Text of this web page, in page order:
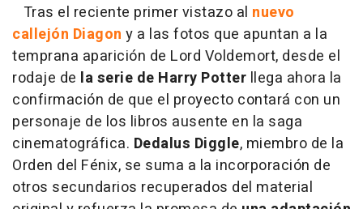
Tras el reciente primer vistazo al nuevo
callejón Diagon y a las fotos que apuntan a la
temprana aparición de Lord Voldemort, desde el
rodaje de la serie de Harry Potter llega ahora la
confirmación de que el proyecto contará con un
personaje de los libros ausente en la saga
cinematográfica. Dedalus Diggle, miembro de la
Orden del Fénix, se suma a la incorporación de
otros secundarios recuperados del material